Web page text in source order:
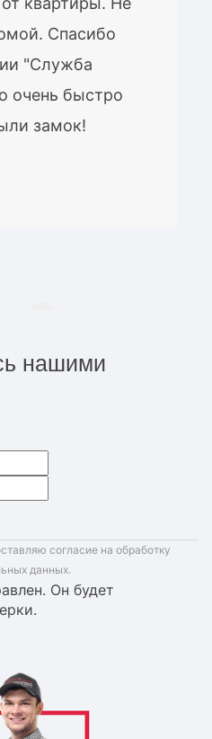
Спасибо
"Служба
очень быстро
замок!
нашими
согласие на обработку
данных.
Он будет